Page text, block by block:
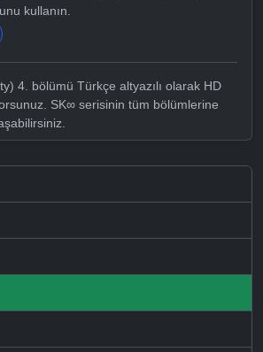
kullanın.
4. bölümü Türkçe altyazılı olarak HD
SK∞ serisinin tüm bölümlerine